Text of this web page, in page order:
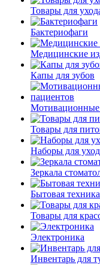
Товары для
Бактериофаги
Медицинские
Капы для зубов
Мотивационные
Товары для
Наборы для
Зеркала
Бытовая
Товары для
Электроника
Инвентарь для